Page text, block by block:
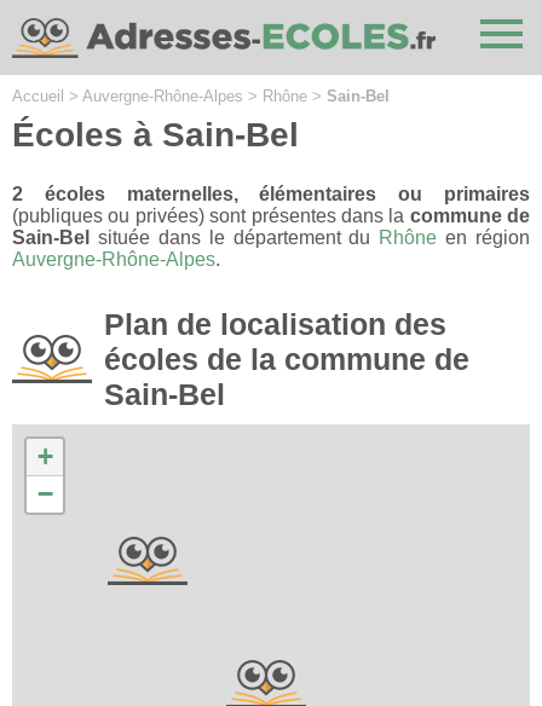
Accueil > Auvergne-Rhône-Alpes > Rhône > Sain-Bel
Écoles à Sain-Bel
2 écoles maternelles, élémentaires ou primaires
(publiques ou privées) sont présentes dans la commune de
Sain-Bel
située dans le département du Rhône en région
Auvergne-Rhône-Alpes.
Plan de localisation des
écoles de la commune de
Sain-Bel
+
−